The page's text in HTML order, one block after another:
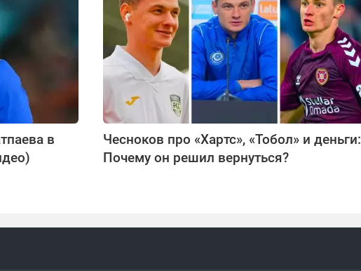
в
Чесноков про «Хартс», «Тобол» и деньги:
Почему он решил вернуться?